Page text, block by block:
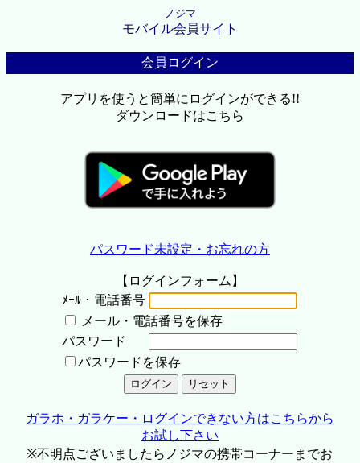
ノジマ
モバイル会員サイト
会員ログイン
アプリを使うと簡単にログインができる!!
ダウンロードはこちら
パスワード未設定・お忘れの方
【ログインフォーム】
ﾒｰﾙ・電話番号
メール・電話番号を保存
パスワード
パスワードを保存
ガラホ・ガラケー・ログインできない方はこちらから
お試し下さい
※不明点ございましたらノジマの携帯コーナーまでお